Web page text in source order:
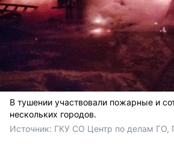
В тушении участвовали пожарные и
нескольких городов.
Источник: ГКУ СО Центр по делам ГО,